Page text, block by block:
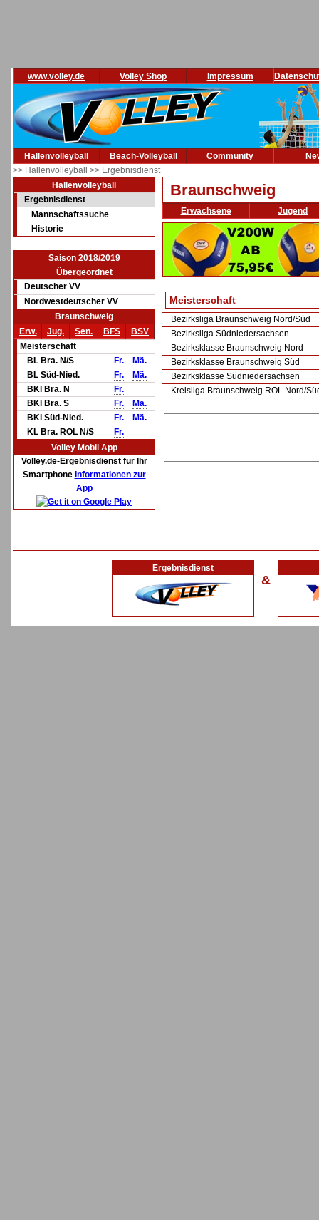
www.volley.de Volley Shop Impressum
Hallenvolleyball Beach-Volleyball Community
>> Hallenvolleyball >> Ergebnisdienst
Hallenvolleyball
Ergebnisdienst
Mannschaftssuche
Historie
Saison 2018/2019
Übergeordnet
Deutscher VV
Nordwestdeutscher VV
Braunschweig
Erw.
Jug. Sen. BFS
BSV
Meisterschaft
BL Bra. N/S
Fr.
Mä.
BL Süd-Nied.
Fr.
Mä.
BKl Bra. N
Fr.
BKl Bra. S
Fr.
Mä.
BKl Süd-Nied.
Fr.
Mä.
KL Bra. ROL N/S
Fr.
Volley Mobil App
Volley.de-Ergebnisdienst für Ihr
Smartphone Informationen zur
App
Braunschweig
Erwachsene Jugend
Meisterschaft
Bezirksliga Braunschweig Nord/Süd
Bezirksliga Südniedersachsen
Bezirksklasse Braunschweig Nord
Bezirksklasse Braunschweig Süd
Bezirksklasse Südniedersachsen
Kreisliga Braunschweig ROL Nord/
Ergebnisdienst
&